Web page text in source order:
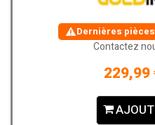
Dernières pièces
Contactez
229,99